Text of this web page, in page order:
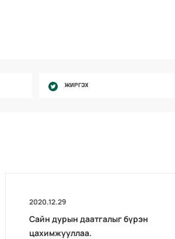
ЖИРГЭХ
2020.12.29
Сайн дурын даатгалыг бүрэн
цахимжууллаа.